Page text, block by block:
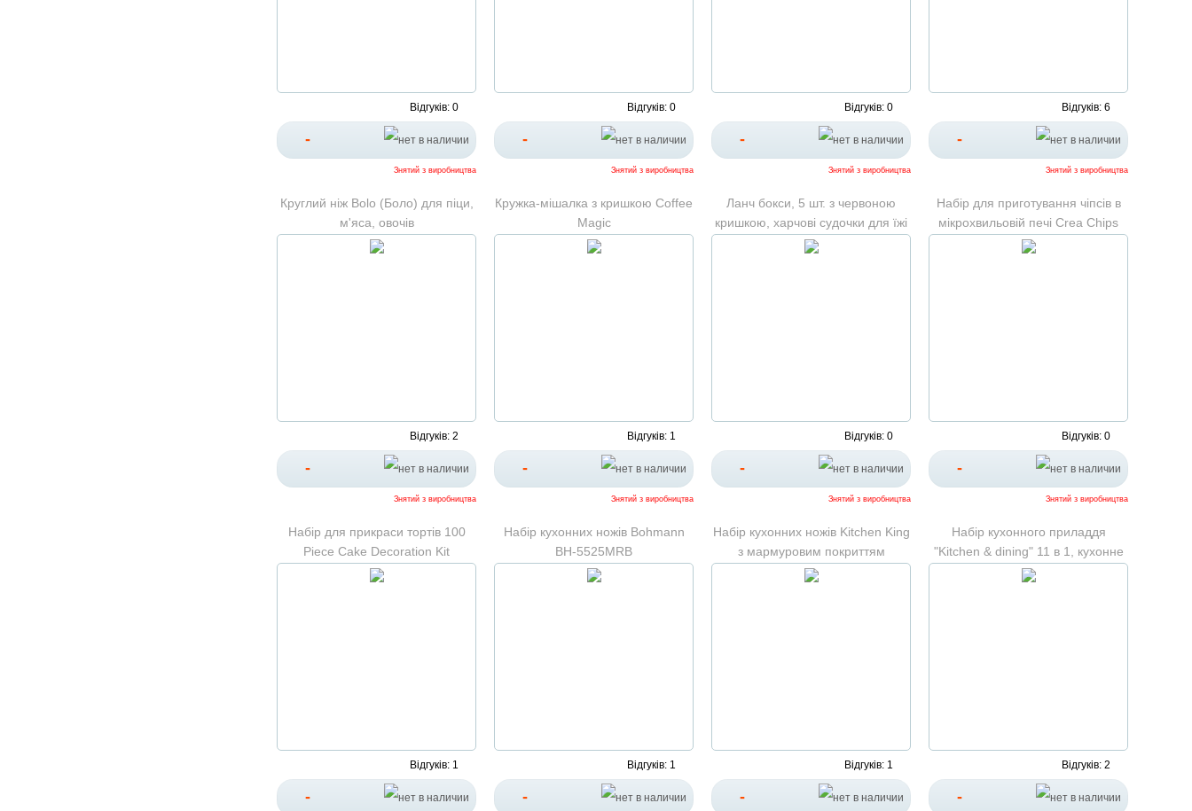
Відгуків: 0
-
Знятий з виробництва
Відгуків: 0
-
Знятий з виробництва
Відгуків: 0
-
Знятий з виробництва
Відгуків: 6
-
Знятий з виробництва
Круглий ніж Bolo (Боло) для піци,
м'яса, овочів
Відгуків: 2
-
Знятий з виробництва
Кружка-мішалка з кришкою Coffee
Magic
Відгуків: 1
-
Знятий з виробництва
Ланч бокси, 5 шт. з червоною
кришкою, харчові судочки для їжі
Відгуків: 0
-
Знятий з виробництва
Набір для приготування чіпсів в
мікрохвильовій печі Crea Chips
Відгуків: 0
-
Знятий з виробництва
Набір для прикраси тортів 100
Piece Cake Decoration Kit
Відгуків: 1
-
Набір кухонних ножів Bohmann
BH-5525MRB
Відгуків: 1
-
Набір кухонних ножів Kitchen King
з мармуровим покриттям
Відгуків: 1
-
Набір кухонного приладдя
"Kitchen & dining" 11 в 1, кухонне
приладдя та силіконові лопатки
Відгуків: 2
-